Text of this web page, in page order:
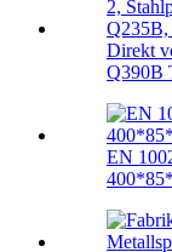
Direkt
Q390B
EN